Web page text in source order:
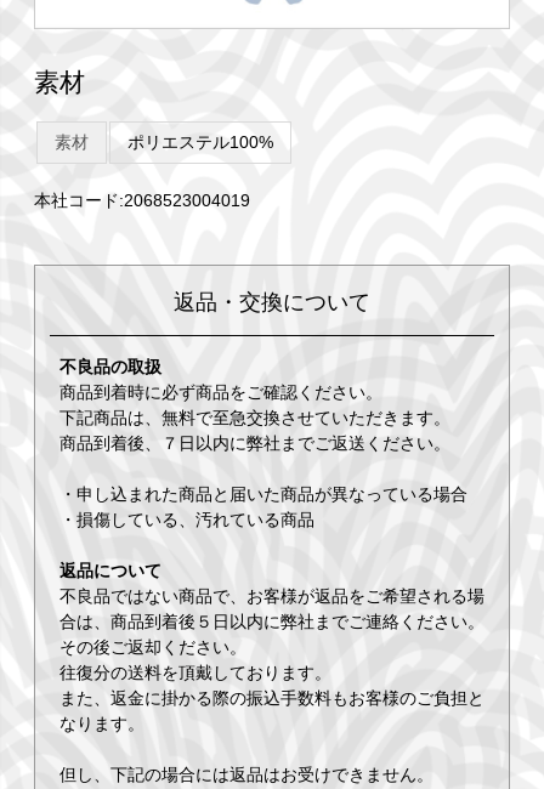
素材
素材 ポリエステル100%
本社コード:2068523004019
返品・交換について
不良品の取扱
商品到着時に必ず商品をご確認ください。
下記商品は、無料で至急交換させていただきます。
商品到着後、７日以内に弊社までご返送ください。
・申し込まれた商品と届いた商品が異なっている場合
・損傷している、汚れている商品
返品について
不良品ではない商品で、お客様が返品をご希望される場
合は、商品到着後５日以内に弊社までご連絡ください。
その後ご返却ください。
往復分の送料を頂戴しております。
また、返金に掛かる際の振込手数料もお客様のご負担と
なります。
但し、下記の場合には返品はお受けできません。